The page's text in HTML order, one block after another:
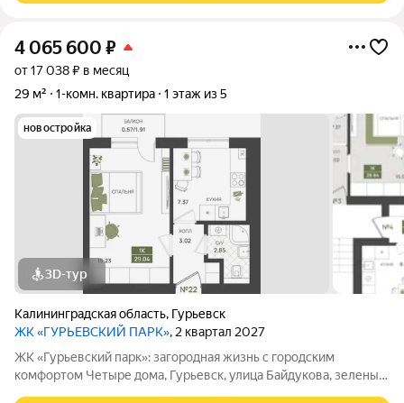
4 065 600 ₽
от 17 038 ₽ в месяц
29 м²
1-комн. квартира 1 этаж из 5
новостройка
3D-тур
Калининградская область, Гурьевск
ЖК «ГУРЬЕВСКИЙ ПАРК», 2 квартал 2027
ЖК «Гурьевский парк»: загородная жизнь с городским
комфортом Четыре дома, Гурьевск, улица Байдукова, зеленый